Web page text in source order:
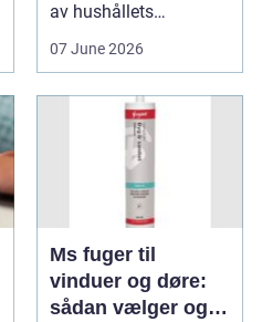
av hushållets
viktigaste ekonom...
07 June 2026
Ms fuger til
vinduer og døre:
sådan vælger og